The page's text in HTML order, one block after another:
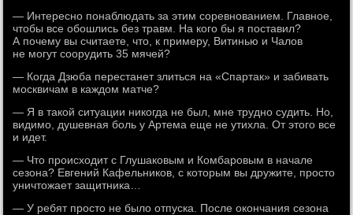
— Интересно понаблюдать за этим соревнованием. Главное,
чтобы все обошлись без травм. На кого бы я поставил?
А почему вы считаете, что, к примеру, Витинью и Чалов
не могут соорудить 35 мячей?
— Когда Дзюба перестанет злиться на «Спартак» и забивать
москвичам в каждом матче?
— Я в такой ситуации никогда не был, мне трудно судить. Но,
видимо, душевная боль у Артема еще не утихла. От этого все
и идет.
— Что происходит с Глушаковым и Комбаровым в начале
сезона? Евгений Кафельников, с которым вы дружите, просто
уничтожает защитника…
— У ребят просто не было отпуска. После окончания сезона